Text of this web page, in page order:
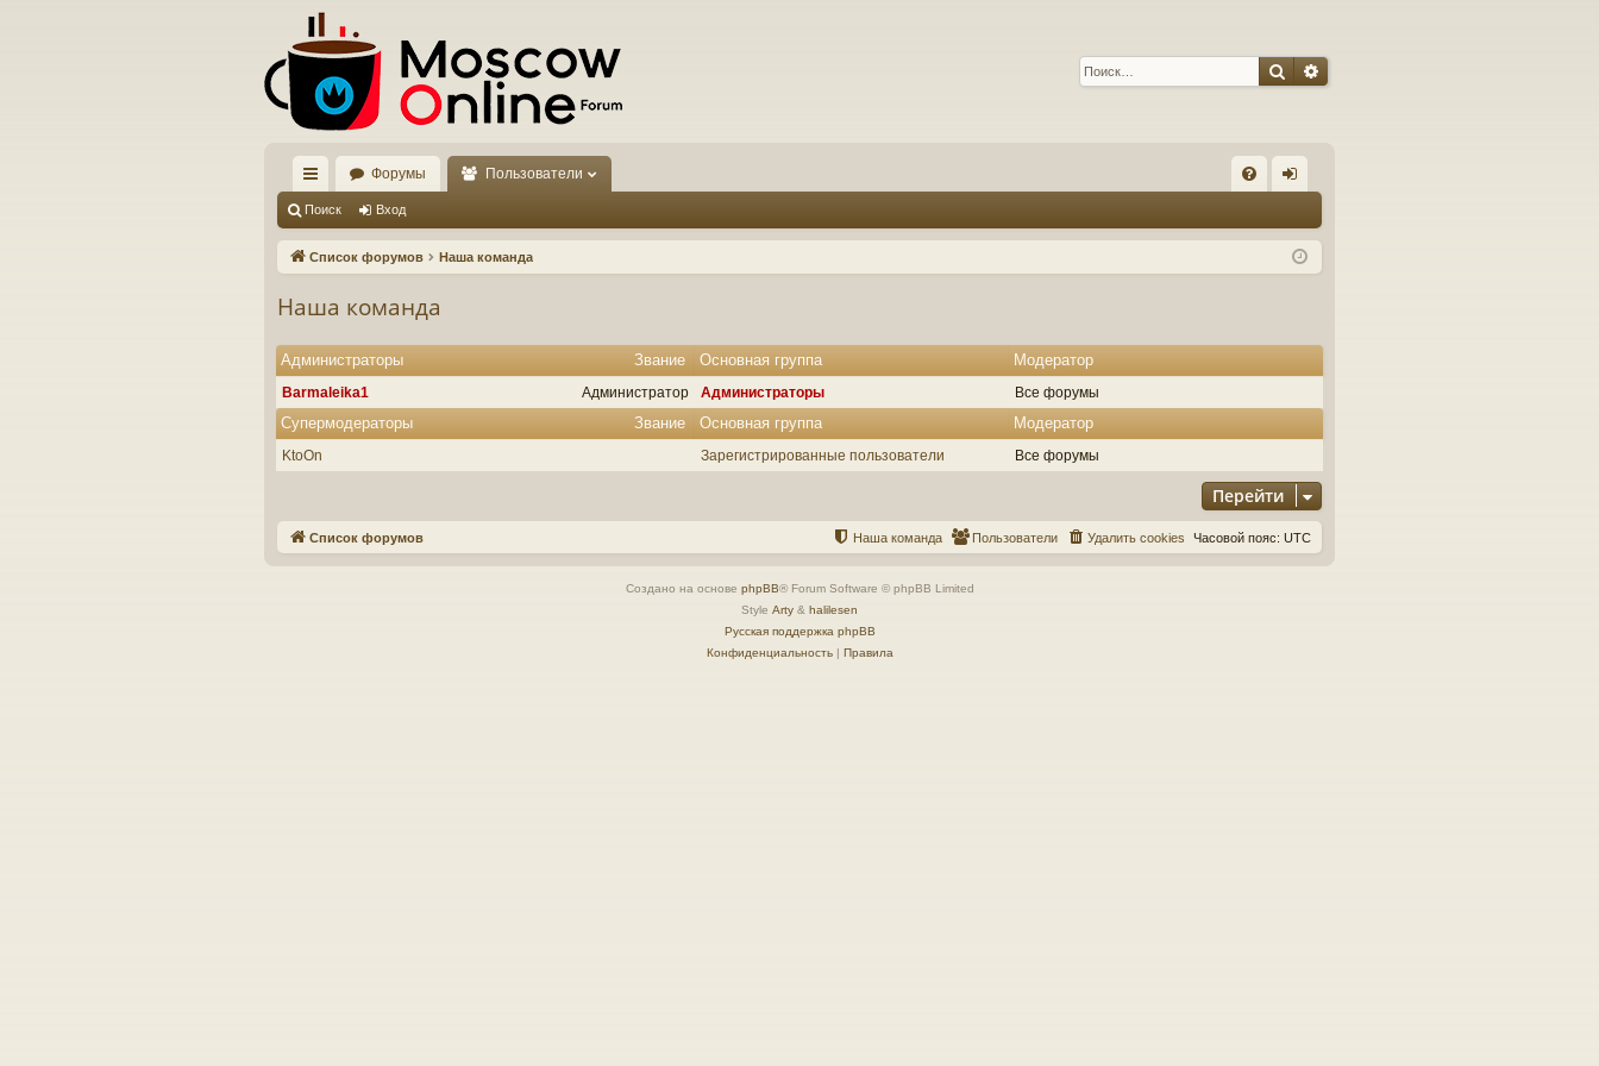
ПоискРасширенный поиск
с
ы
и
Форумы Пользователи
Q д
Поиск Вход
Список форумов Наша команда
Наша команда
Звание
Администраторы Основная группа Модератор
Администратор
Barmaleika1 Администраторы Все форумы
Звание
Супермодераторы Основная группа Модератор
KtoOn Зарегистрированные пользователи Все форумы
Перейти
Список форумов Часовой пояс: UTC
Удалить cookies
Пользователи
Наша команда
Создано на основе phpBB® Forum Software © phpBB Limited
Style Arty & halilesen
Русская поддержка phpBB
Конфиденциальность| Правила